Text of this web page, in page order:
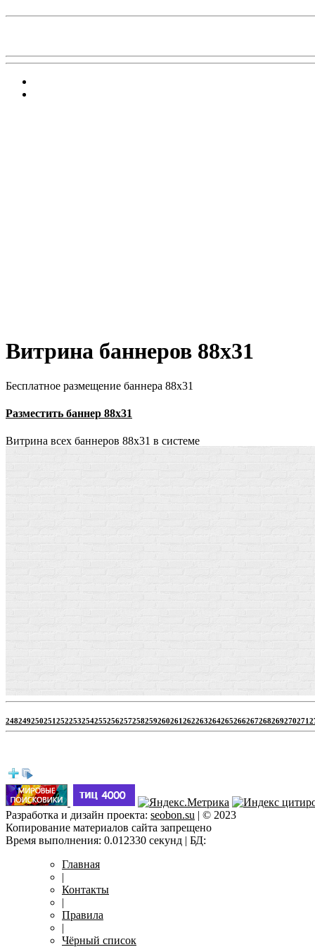
Витрина баннеров 88x31
Бесплатное размещение баннера 88х31
Разместить баннер 88х31
Витрина всех баннеров 88x31 в системе
248249250251252253254255256257258259260261262263264265266267268269270271
Разработка и дизайн проекта: seobon.su | © 2023
Копирование материалов сайта запрещено
Время выполнения: 0.012330 секунд | БД:
Главная
|
Контакты
|
Правила
|
Чёрный список